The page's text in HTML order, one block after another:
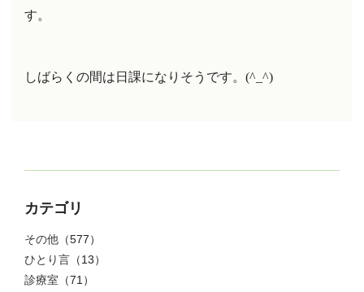
す。
しばらくの間は日課になりそうです。 (^_^)
カテゴリ
その他 （577）
ひとり言 （13）
診療室 （71）